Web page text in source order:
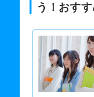
う！おす